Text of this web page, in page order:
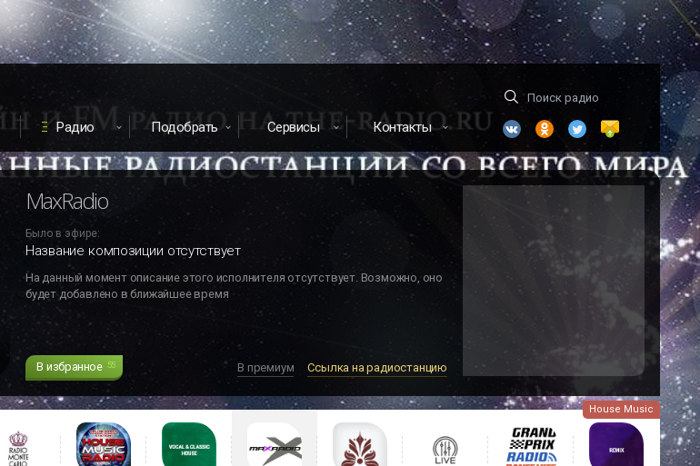
Радио Подобрать Сервисы Контакты
MaxRadio
Было в эфире:
Название композиции отсутствует
На данный момент описание этого исполнителя отсутствует. Возможно, оно
будет добавлено в ближайшее время
В избранное 55 В премиум Ссылка на радиостанцию
House Music